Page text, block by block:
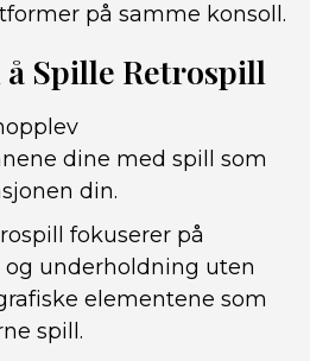
på samme konsoll.
Spille Retrospill
dine med spill som
din.
fokuserer på
underholdning uten
elementene som
spill.